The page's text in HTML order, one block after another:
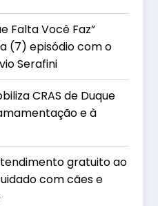
Falta Você Faz”
(7) episódio com o
Serafini
CRAS de Duque
e à
gratuito ao
com cães e